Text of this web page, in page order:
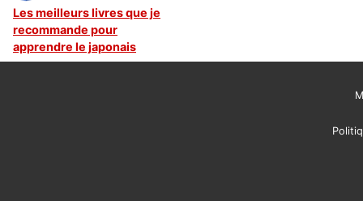
Les meilleurs livres que je
recommande pour
apprendre le japonais